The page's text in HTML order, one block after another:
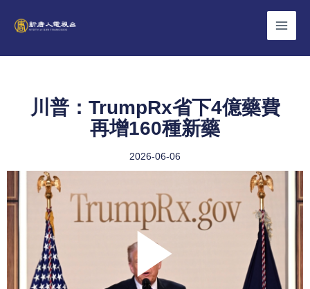
川普：TrumpRx省下4億藥費
再增160種新藥
2026-06-06
Play